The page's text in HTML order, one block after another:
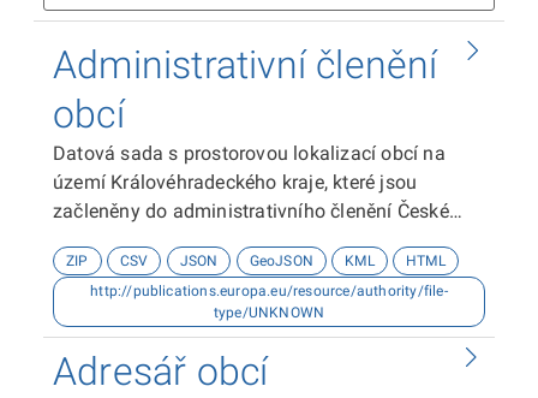
Administrativní členění
obcí
Datová sada s prostorovou lokalizací obcí na
území Královéhradeckého kraje, které jsou
začleněny do administrativního členění České
úřadu a do turistického regionu dle agentury
CzechTourism. Zdrojem dat je Odbor analýz,
podpory řízení a kontroly Krajského úřadu
Královéhradeckého kraje.
ZIP CSV JSON GeoJSON KML
HTML
http://publications.europa.eu/resource/authority/file-
type/UNKNOWN
Adresář obcí